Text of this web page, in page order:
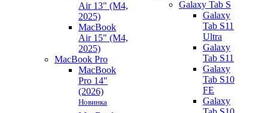
Air 13" (M4,
2025)
MacBook
Air 15" (M4,
2025)
MacBook Pro
MacBook
Pro 14"
(2026)
Новинка
Galaxy Tab S
Galaxy
Tab S11
Ultra
Galaxy
Tab S11
Galaxy
Tab S10
FE
Galaxy